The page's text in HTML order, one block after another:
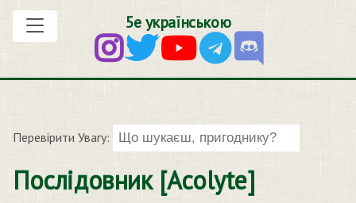
5е українською
Перевірити Увагу:
Послідовник [Acolyte]